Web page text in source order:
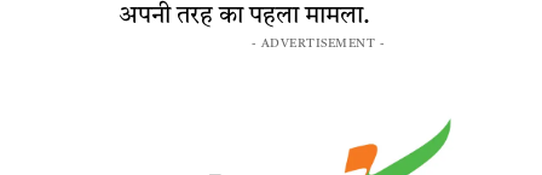
अपनी तरह का पहला मामला.
- ADVERTISEMENT -